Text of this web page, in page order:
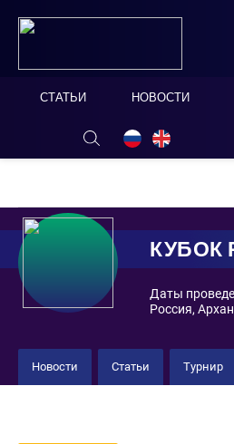
СТАТЬИ НОВОСТИ
ОНЛАЙН ТАБЛО СКРЫТЬ
КУБОК
Даты
Россия,
Новости Статьи Турнир